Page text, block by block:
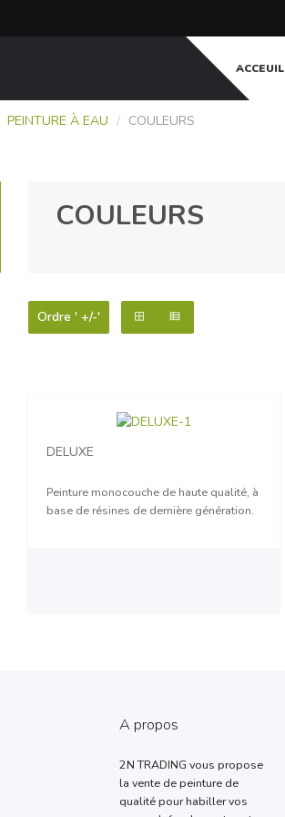
ACCEUIL
PEINTURE À EAU / COULEURS
COULEURS
Ordre ' +/-'
DELUXE
Peinture monocouche de haute qualité, à
base de résines de dernière génération.
A propos
2N TRADING vous propose
la vente de peinture de
qualité pour habiller vos